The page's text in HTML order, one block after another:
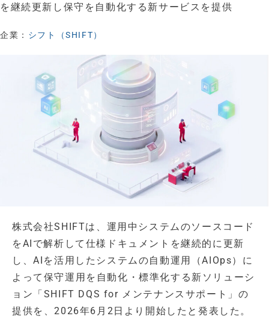
を継続更新し保守を自動化する新サービスを提供
企業： シフト（SHIFT）
株式会社SHIFTは、運用中システムのソースコード
をAIで解析して仕様ドキュメントを継続的に更新
し、AIを活用したシステムの自動運用（AIOps）に
よって保守運用を自動化・標準化する新ソリューシ
ョン「SHIFT DQS for メンテナンスサポート」の
提供を、2026年6月2日より開始したと発表した。